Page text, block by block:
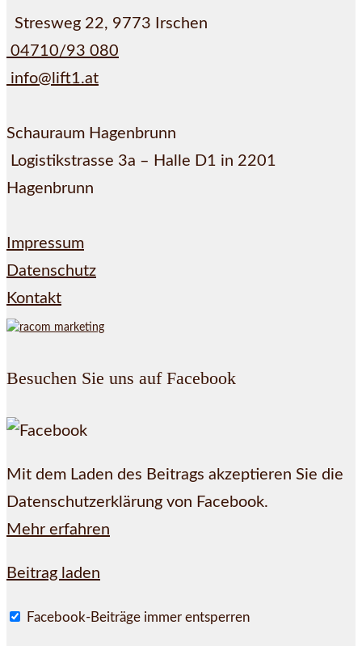
Stresweg 22, 9773 Irschen
04710/93 080
info@lift1.at
Schauraum Hagenbrunn
Logistikstrasse 3a – Halle D1 in 2201
Hagenbrunn
Impressum
Datenschutz
Kontakt
Besuchen Sie uns auf Facebook
Mit dem Laden des Beitrags akzeptieren Sie die
Datenschutzerklärung von Facebook.
Mehr erfahren
Beitrag laden
Facebook-Beiträge immer entsperren